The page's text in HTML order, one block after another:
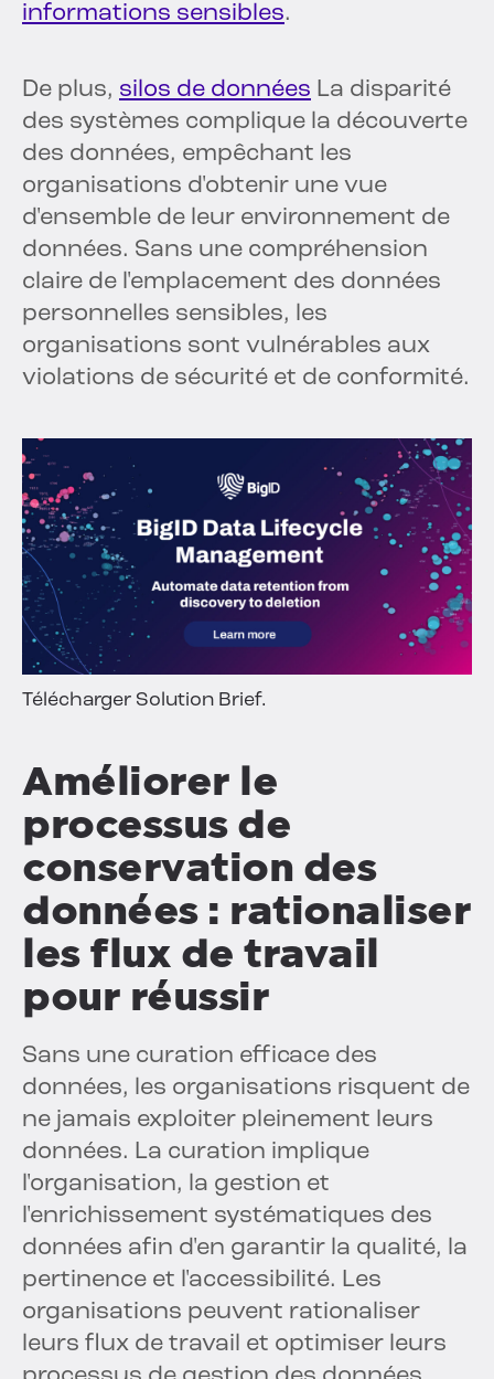
informations sensibles.
De plus, silos de données La disparité
des systèmes complique la découverte
des données, empêchant les
organisations d'obtenir une vue
d'ensemble de leur environnement de
données. Sans une compréhension
claire de l'emplacement des données
personnelles sensibles, les
organisations sont vulnérables aux
violations de sécurité et de conformité.
Télécharger Solution Brief.
Améliorer le
processus de
conservation des
données : rationaliser
les flux de travail
pour réussir
Sans une curation efficace des
données, les organisations risquent de
ne jamais exploiter pleinement leurs
données. La curation implique
l'organisation, la gestion et
l'enrichissement systématiques des
données afin d'en garantir la qualité, la
pertinence et l'accessibilité. Les
organisations peuvent rationaliser
leurs flux de travail et optimiser leurs